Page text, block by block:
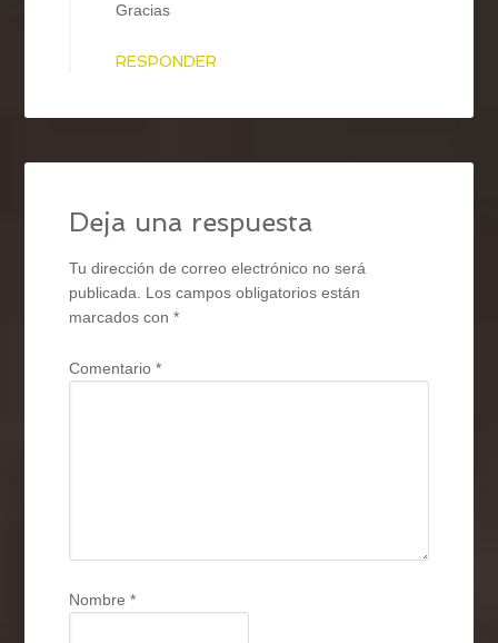
Gracias
RESPONDER
Deja una respuesta
Tu dirección de correo electrónico no será
publicada. Los campos obligatorios están
marcados con*
Comentario*
Nombre*